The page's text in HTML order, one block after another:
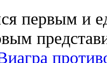
первым и